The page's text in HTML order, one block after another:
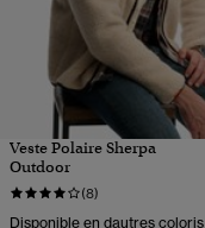
Veste Polaire Sherpa
Outdoor
(8)
Disponible en dautres coloris